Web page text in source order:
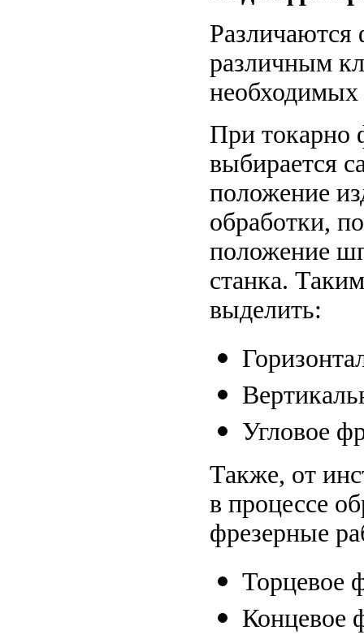
Различаются
различным
необходимых
При токарно
выбирается
положение
обработки,
положение
станка.
выделить:
Угловое
Также, от
в процессе
фрезерные
Торцевое
Концевое